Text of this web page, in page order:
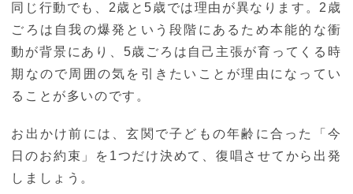
同じ行動でも、2歳と5歳では理由が異なります。2歳
ごろは自我の爆発という段階にあるため本能的な衝
動が背景にあり、5歳ごろは自己主張が育ってくる時
期なので周囲の気を引きたいことが理由になってい
ることが多いのです。
お出かけ前には、玄関で子どもの年齢に合った「今
日のお約束」を1つだけ決めて、復唱させてから出発
しましょう。